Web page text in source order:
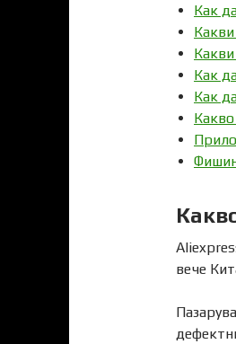
Как
Как
Как
вече